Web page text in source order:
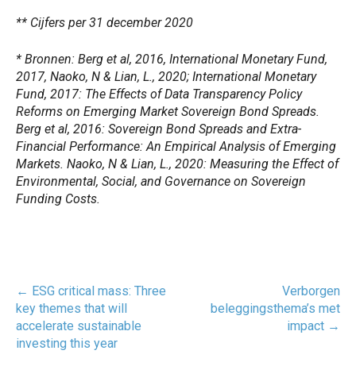
** Cijfers per 31 december 2020
* Bronnen: Berg et al, 2016, International Monetary Fund,
2017, Naoko, N & Lian, L., 2020; International Monetary
Fund, 2017: The Effects of Data Transparency Policy
Reforms on Emerging Market Sovereign Bond Spreads.
Berg et al, 2016: Sovereign Bond Spreads and Extra-
Financial Performance: An Empirical Analysis of Emerging
Markets. Naoko, N & Lian, L., 2020: Measuring the Effect of
Environmental, Social, and Governance on Sovereign
Funding Costs.
Post
navigatie
← ESG critical mass: Three
key themes that will
accelerate sustainable
investing this year
Verborgen
beleggingsthema’s met
impact →